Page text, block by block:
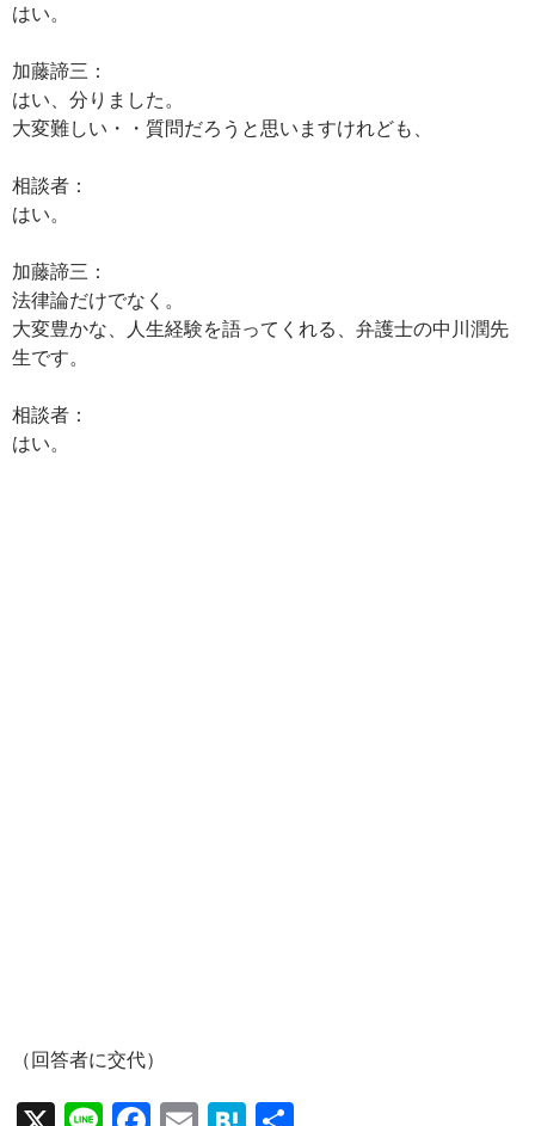
はい。
加藤諦三：
はい、分りました。
大変難しい・・質問だろうと思いますけれども、
相談者：
はい。
加藤諦三：
法律論だけでなく。
大変豊かな、人生経験を語ってくれる、弁護士の中川潤先
生です。
相談者：
はい。
（回答者に交代）